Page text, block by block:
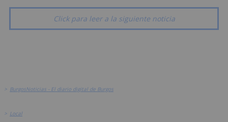
Click para leer a la siguiente noticia
> BurgosNoticias - El diario digital de Burgos
> Local